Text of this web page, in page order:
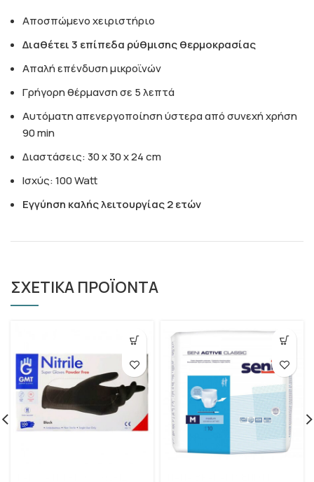
Αποσπώμενο χειριστήριο
Διαθέτει 3 επίπεδα ρύθμισης θερμοκρασίας
Απαλή επένδυση μικροϊνών
Γρήγορη θέρμανση σε 5 λεπτά
Αυτόματη απενεργοποίηση ύστερα από συνεχή χρήση
90 min
Διαστάσεις: 30 x 30 x 24 cm
Ισχύς: 100 Watt
Εγγύηση καλής λειτουργίας 2 ετών
ΣΧΕΤΙΚΑ ΠΡΟΪΟΝΤΑ